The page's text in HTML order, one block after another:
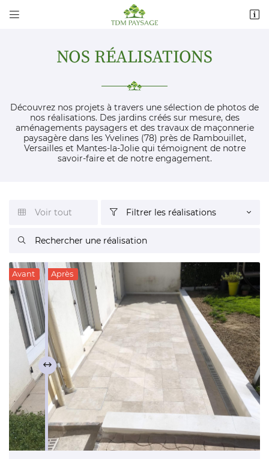
 
15 rue du Chemin de fer
06 98 01 19 87
 Recopier le code ci-contre
Rafraîchir le captcha
En cochant cette case, vous consentez à recevoir nos propositions
commerciales à l'adresse email indiqué ci-dessus. Vous pouvez vous désinscrire
à tout moment en utilisant
le formulaire de désinscription .
Inscription
NOS RÉALISATIONS
Découvrez nos projets à travers une sélection de photos de
nos réalisations. Des jardins créés sur mesure, des
aménagements paysagers et des travaux de maçonnerie
paysagère dans les Yvelines (78) près de Rambouillet,
Versailles et Mantes-la-Jolie qui témoignent de notre
savoir-faire et de notre engagement.
 Voir tout  Filtrer les réalisations

Avant Après